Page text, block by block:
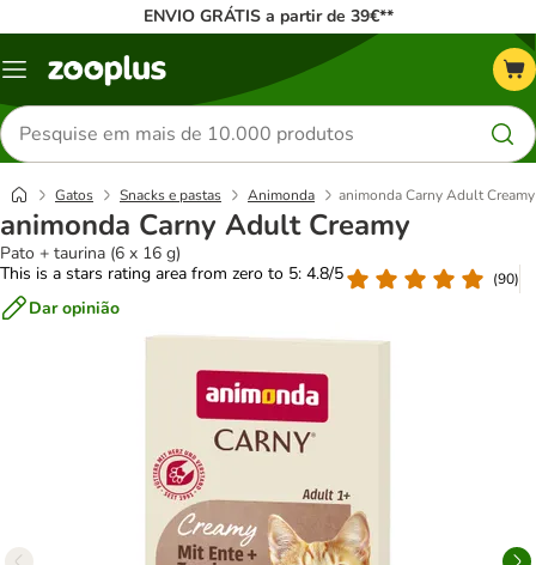
ENVIO GRÁTIS a partir de 39€**
Menu
Pesquisar
produtos
Gatos Snacks e pastas Animonda animonda Carny Adult Creamy
animonda Carny Adult Creamy
Pato + taurina (6 x 16 g)
This is a stars rating area from zero to 5: 4.8/5
(90)
Dar opinião